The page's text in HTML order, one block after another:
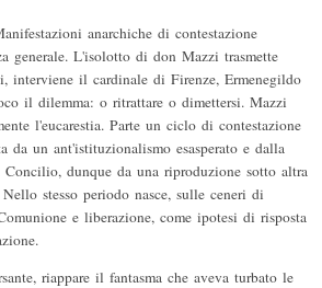
anarchiche di contestazione
generale. L'isolotto di don Mazzi trasmette
interviene il cardinale di Firenze, Ermenegildo
il dilemma: o ritrattare o dimettersi. Mazzi
l'eucarestia. Parte un ciclo di contestazione
da un ant'istituzionalismo esasperato e dalla
dunque da una riproduzione sotto altra
stesso periodo nasce, sulle ceneri di
e liberazione, come ipotesi di risposta
riappare il fantasma che aveva turbato le